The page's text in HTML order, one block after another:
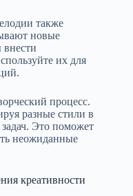
также
новые
их для
процесс.
разные стили в
Это поможет
неожиданные
креативности